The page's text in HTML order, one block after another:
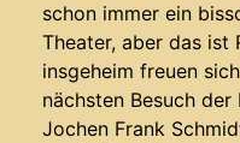
schon immer ein
Theater, aber das ist
insgeheim freuen
nächsten Besuch der
Jochen Frank